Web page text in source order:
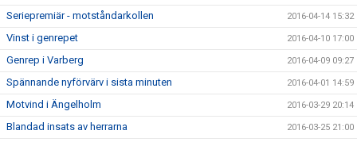
Seriepremiär - motståndarkollen 2016-04-14 15:32
Vinst i genrepet 2016-04-10 17:00
Genrep i Varberg 2016-04-09 09:27
Spännande nyförvärv i sista minuten 2016-04-01 14:59
Motvind i Ängelholm 2016-03-29 20:14
Blandad insats av herrarna 2016-03-25 21:00